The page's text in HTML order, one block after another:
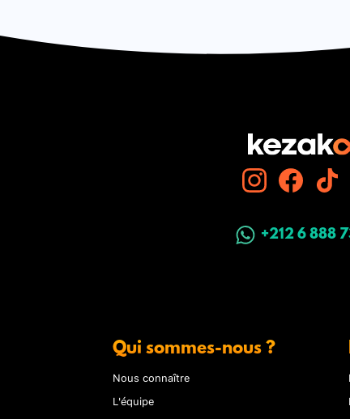
+212 6 888
Qui sommes-nous ?
Nous connaître
L'équipe